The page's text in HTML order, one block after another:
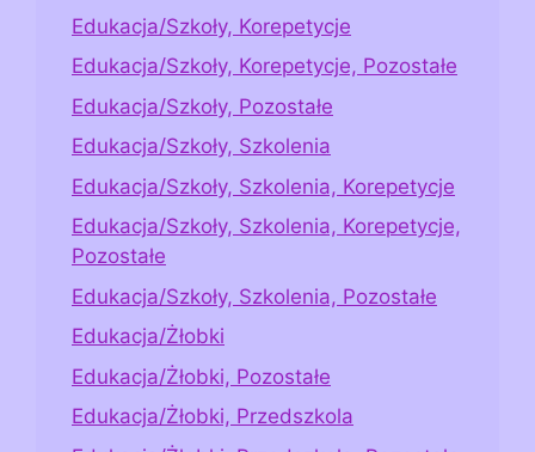
Edukacja/Szkoły, Korepetycje
Edukacja/Szkoły, Korepetycje, Pozostałe
Edukacja/Szkoły, Pozostałe
Edukacja/Szkoły, Szkolenia
Edukacja/Szkoły, Szkolenia, Korepetycje
Edukacja/Szkoły, Szkolenia, Korepetycje,
Pozostałe
Edukacja/Szkoły, Szkolenia, Pozostałe
Edukacja/Żłobki
Edukacja/Żłobki, Pozostałe
Edukacja/Żłobki, Przedszkola